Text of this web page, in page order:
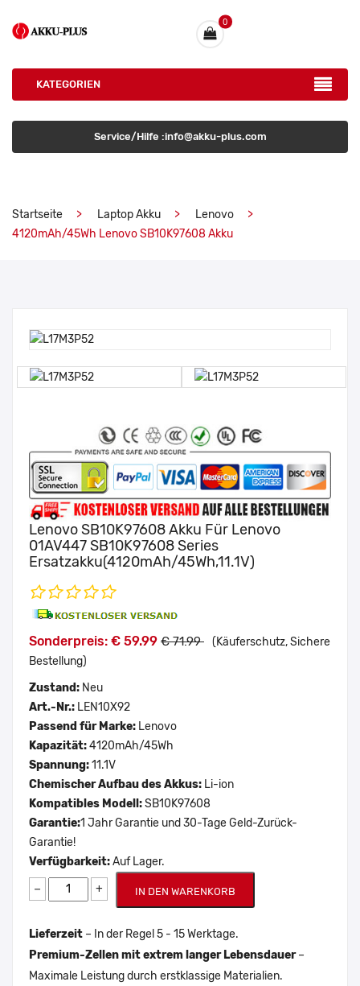
0
KATEGORIEN
Service/Hilfe :info@akku-plus.com
Startseite Laptop Akku
Lenovo
4120mAh/45Wh Lenovo SB10K97608 Akku
Lenovo SB10K97608 Akku Für Lenovo
01AV447 SB10K97608 Series
Ersatzakku(4120mAh/45Wh,11.1V)
Sonderpreis: € 59.99 € 71.99 (Käuferschutz, Sichere
Bestellung)
Zustand: Neu
Art.-Nr.: LEN10X92
Passend für Marke: Lenovo
Kapazität:4120mAh/45Wh
Spannung:11.1V
Chemischer Aufbau des Akkus: Li-ion
Kompatibles Modell:SB10K97608
Garantie:1 Jahr Garantie und 30-Tage Geld-Zurück-
Garantie!
Verfügbarkeit:Auf Lager.
− + IN DEN WARENKORB
Lieferzeit – In der Regel 5 - 15 Werktage.
Premium-Zellen mit extrem langer Lebensdauer–
Maximale Leistung durch erstklassige Materialien.